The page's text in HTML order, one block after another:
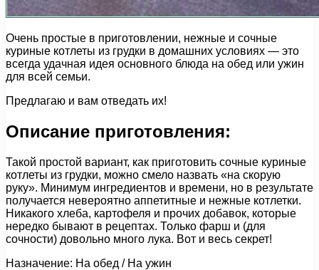
Очень простые в приготовлении, нежные и сочные
куриные котлеты из грудки в домашних условиях — это
всегда удачная идея основного блюда на обед или ужин
для всей семьи.
Предлагаю и вам отведать их!
Описание приготовления:
Такой простой вариант, как приготовить сочные куриные
котлеты из грудки, можно смело назвать «на скорую
руку». Минимум ингредиентов и времени, но в результате
получается невероятно аппетитные и нежные котлетки.
Никакого хлеба, картофеля и прочих добавок, которые
нередко бывают в рецептах. Только фарш и (для
сочности) довольно много лука. Вот и весь секрет!
Назначение: На обед / На ужин